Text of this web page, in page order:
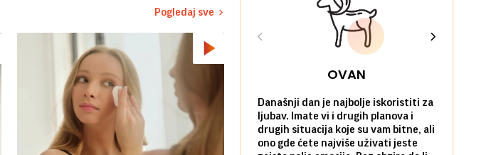
Pogledaj sve
OVAN
Današnji dan je najbolje iskoristiti za
ljubav. Imate vi i drugih planova i
drugih situacija koje su vam bitne, ali
ono gde ćete najviše uživati jeste